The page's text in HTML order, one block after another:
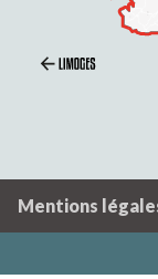
Mentions